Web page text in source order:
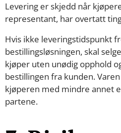
Levering er skjedd når
representant, har overtatt
Hvis ikke leveringstidspunkt
bestillingsløsningen, skal
kjøper uten unødig opphold
bestillingen fra kunden.
kjøperen med mindre annet
partene.